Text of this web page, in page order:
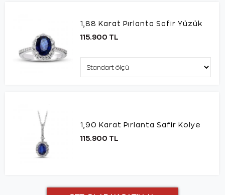
1,88 Karat Pırlanta Safir Yüzük
115.900 TL
1,90 Karat Pırlanta Safir Kolye
115.900 TL